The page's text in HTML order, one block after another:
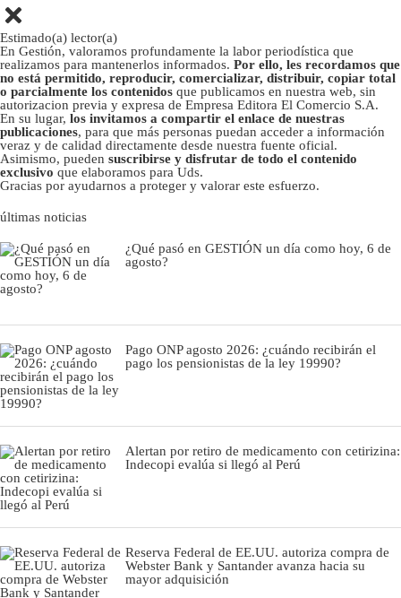
Estimado(a) lector(a)
En Gestión, valoramos profundamente la labor periodística que
realizamos para mantenerlos informados. Por ello, les recordamos que
no está permitido, reproducir, comercializar, distribuir, copiar total
o parcialmente los contenidos que publicamos en nuestra web, sin
autorizacion previa y expresa de Empresa Editora El Comercio S.A.
En su lugar, los invitamos a compartir el enlace de nuestras
publicaciones, para que más personas puedan acceder a información
veraz y de calidad directamente desde nuestra fuente oficial.
Asimismo, pueden suscribirse y disfrutar de todo el contenido
exclusivo que elaboramos para Uds.
Gracias por ayudarnos a proteger y valorar este esfuerzo.
últimas noticias
¿Qué pasó en GESTIÓN un día como hoy, 6 de
agosto?
Pago ONP agosto 2026: ¿cuándo recibirán el
pago los pensionistas de la ley 19990?
Alertan por retiro de medicamento con cetirizina:
Indecopi evalúa si llegó al Perú
Reserva Federal de EE.UU. autoriza compra de
Webster Bank y Santander avanza hacia su
mayor adquisición